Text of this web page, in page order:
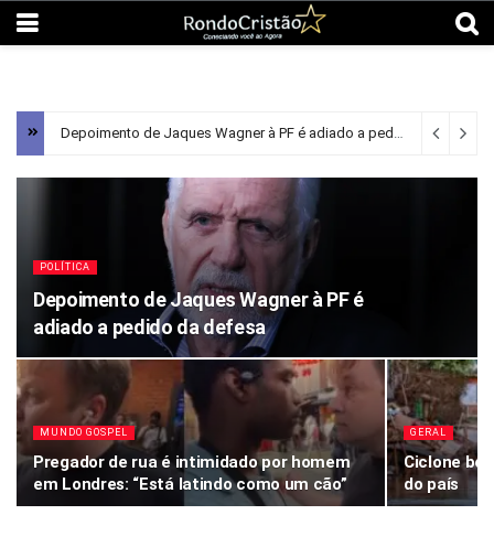
Depoimento de Jaques Wagner à PF é adiado a pedido da defesa
POLÍTICA
Depoimento de Jaques Wagner à PF é
adiado a pedido da defesa
MUNDO GOSPEL
Pregador de rua é intimidado por homem
em Londres: “Está latindo como um cão”
GERAL
Ciclone
do país